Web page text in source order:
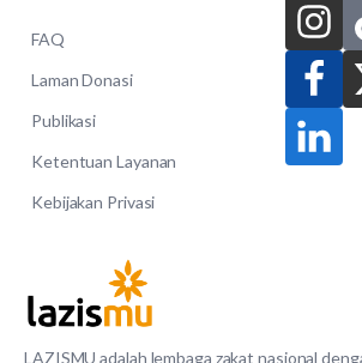
LAZISMU adalah lembaga zakat nasional
FAQ
Laman Donasi
Publikasi
Ketentuan Layanan
Kebijakan Privasi